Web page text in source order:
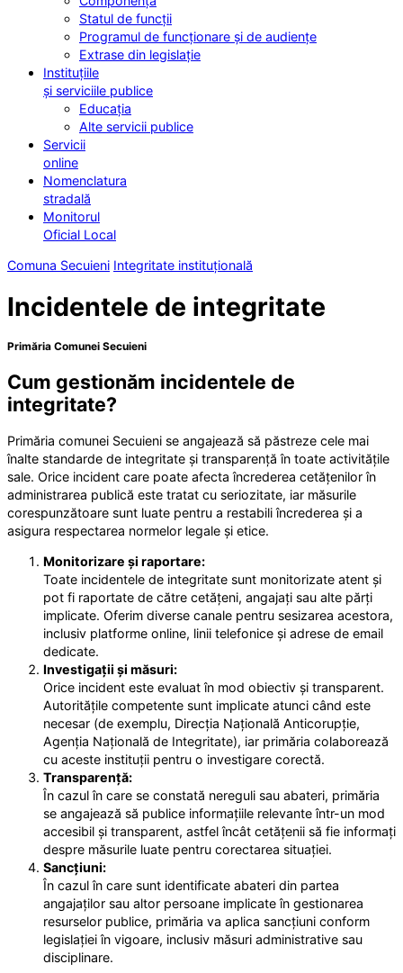
Statul de funcții
Programul de funcționare și de audiențe
Extrase din legislație
Instituțiile
și serviciile publice
Educația
Alte servicii publice
Servicii
online
Nomenclatura
stradală
Monitorul
Oficial Local
Comuna Secuieni Integritate instituțională
Incidentele de integritate
Primăria Comunei Secuieni
Cum gestionăm incidentele de
integritate?
Primăria comunei Secuieni se angajează să păstreze cele mai
înalte standarde de integritate și transparență în toate activitățile
sale. Orice incident care poate afecta încrederea cetățenilor în
administrarea publică este tratat cu seriozitate, iar măsurile
corespunzătoare sunt luate pentru a restabili încrederea și a
asigura respectarea normelor legale și etice.
Monitorizare și raportare:
Toate incidentele de integritate sunt monitorizate atent și
pot fi raportate de către cetățeni, angajați sau alte părți
implicate. Oferim diverse canale pentru sesizarea acestora,
inclusiv platforme online, linii telefonice și adrese de email
dedicate.
Investigații și măsuri:
Orice incident este evaluat în mod obiectiv și transparent.
Autoritățile competente sunt implicate atunci când este
necesar (de exemplu, Direcția Națională Anticorupție,
Agenția Națională de Integritate), iar primăria colaborează
cu aceste instituții pentru o investigare corectă.
Transparență:
În cazul în care se constată nereguli sau abateri, primăria
se angajează să publice informațiile relevante într-un mod
accesibil și transparent, astfel încât cetățenii să fie informați
despre măsurile luate pentru corectarea situației.
Sancțiuni:
În cazul în care sunt identificate abateri din partea
angajaților sau altor persoane implicate în gestionarea
resurselor publice, primăria va aplica sancțiuni conform
legislației în vigoare, inclusiv măsuri administrative sau
disciplinare.